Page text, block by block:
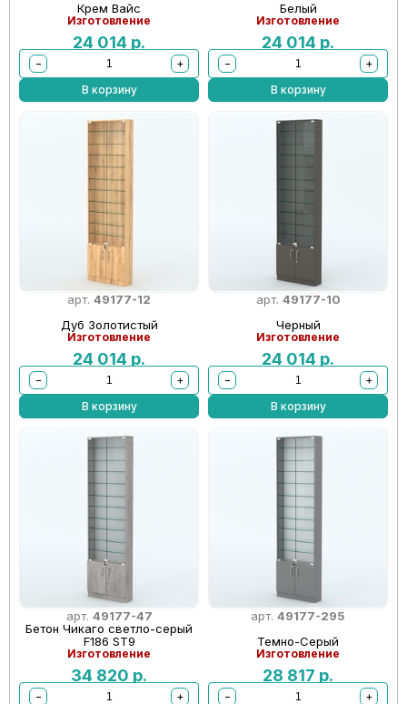
Крем Вайс
Изготовление
24 014 р.
−
+
В корзину
Белый
Изготовление
24 014 р.
−
+
В корзину
арт. 49177-12
Дуб Золотистый
Изготовление
24 014 р.
−
+
В корзину
арт. 49177-10
Черный
Изготовление
24 014 р.
−
+
В корзину
арт. 49177-47
Бетон Чикаго светло-серый
F186 ST9
Изготовление
34 820 р.
−
+
арт. 49177-295
Темно-Серый
Изготовление
28 817 р.
−
+